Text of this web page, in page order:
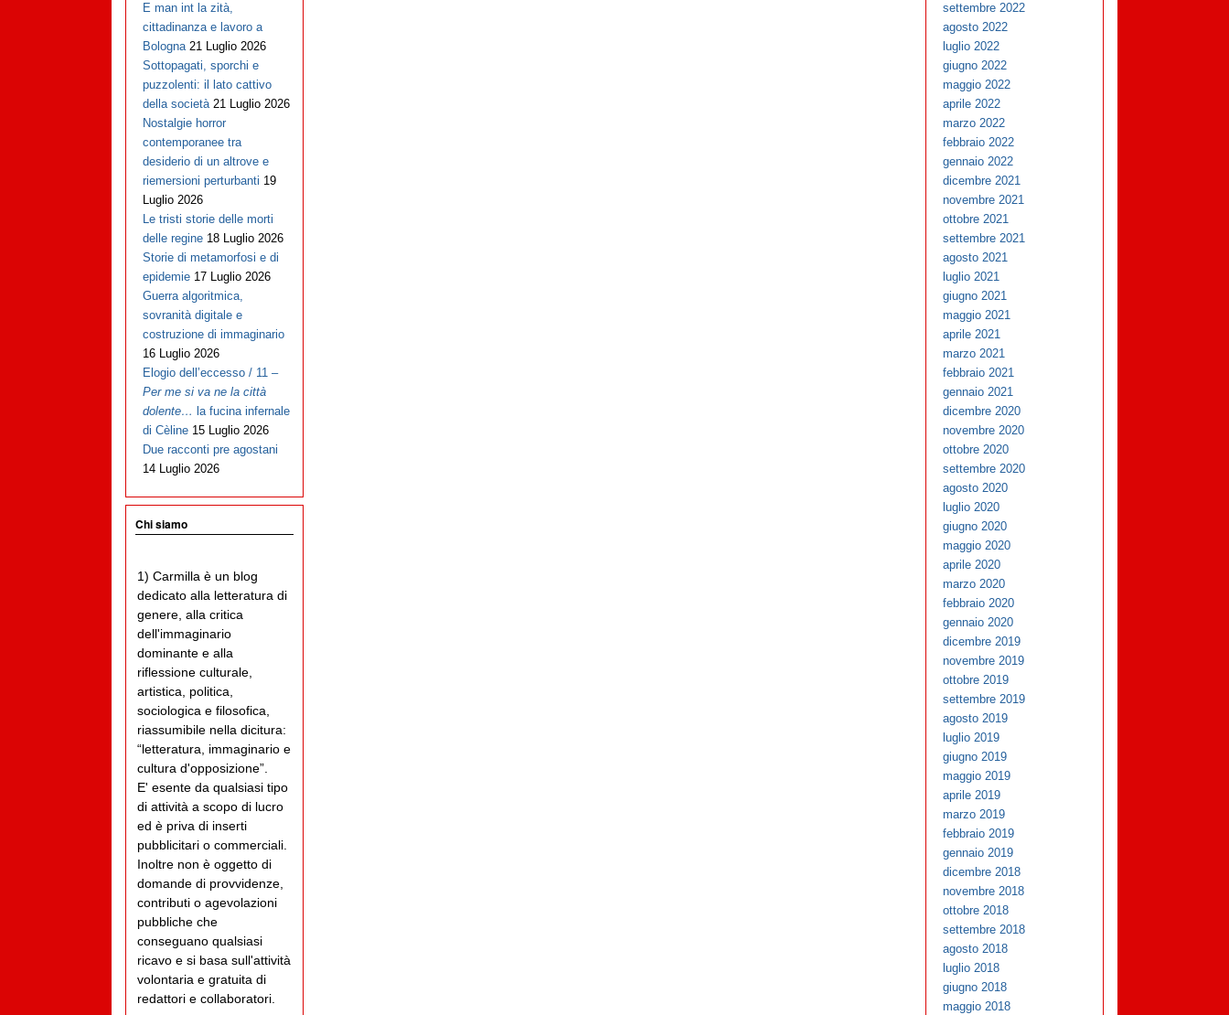
E man int la zità,
cittadinanza e lavoro a
Bologna 21 Luglio 2026
Sottopagati, sporchi e
puzzolenti: il lato cattivo
della società 21 Luglio 2026
Nostalgie horror
contemporanee tra
desiderio di un altrove e
riemersioni perturbanti 19
Luglio 2026
Le tristi storie delle morti
delle regine 18 Luglio 2026
Storie di metamorfosi e di
epidemie 17 Luglio 2026
Guerra algoritmica,
sovranità digitale e
costruzione di immaginario
16 Luglio 2026
Elogio dell’eccesso / 11 –
Per me si va ne la città
dolente… la fucina infernale
di Cèline 15 Luglio 2026
Due racconti pre agostani
14 Luglio 2026
Chi siamo
1) Carmilla è un blog
dedicato alla letteratura di
genere, alla critica
dell'immaginario
dominante e alla
riflessione culturale,
artistica, politica,
sociologica e filosofica,
riassumibile nella dicitura:
“letteratura, immaginario e
cultura d'opposizione”.
E' esente da qualsiasi tipo
di attività a scopo di lucro
ed è priva di inserti
pubblicitari o commerciali.
Inoltre non è oggetto di
domande di provvidenze,
contributi o agevolazioni
pubbliche che
conseguano qualsiasi
ricavo e si basa sull'attività
volontaria e gratuita di
redattori e collaboratori.
settembre 2022
agosto 2022
luglio 2022
giugno 2022
maggio 2022
aprile 2022
marzo 2022
febbraio 2022
gennaio 2022
dicembre 2021
novembre 2021
ottobre 2021
settembre 2021
agosto 2021
luglio 2021
giugno 2021
maggio 2021
aprile 2021
marzo 2021
febbraio 2021
gennaio 2021
dicembre 2020
novembre 2020
ottobre 2020
settembre 2020
agosto 2020
luglio 2020
giugno 2020
maggio 2020
aprile 2020
marzo 2020
febbraio 2020
gennaio 2020
dicembre 2019
novembre 2019
ottobre 2019
settembre 2019
agosto 2019
luglio 2019
giugno 2019
maggio 2019
aprile 2019
marzo 2019
febbraio 2019
gennaio 2019
dicembre 2018
novembre 2018
ottobre 2018
settembre 2018
agosto 2018
luglio 2018
giugno 2018
maggio 2018